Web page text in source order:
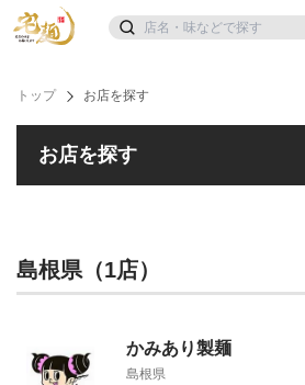
トップ お店を探す
お店を探す
島根県（1店）
かみあり製麺
島根県